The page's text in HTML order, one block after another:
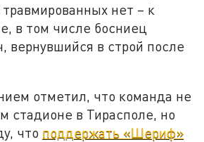
нет – к
в том числе босниец
вернувшийся в строй после
отметил, что команда не
стадионе в Тирасполе, но
что поддержать «Шериф»